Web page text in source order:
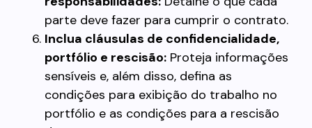
parte deve fazer para cumprir o contrato.
Inclua cláusulas de confidencialidade,
portfólio e rescisão: Proteja informações
sensíveis e, além disso, defina as
condições para exibição do trabalho no
portfólio e as condições para a rescisão